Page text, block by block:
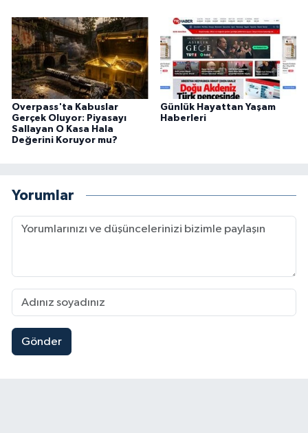
Overpass'ta Kabuslar
Gerçek Oluyor: Piyasayı
Sallayan O Kasa Hala
Değerini Koruyor mu?
Günlük Hayattan Yaşam
Haberleri
Yorumlar
Gönder